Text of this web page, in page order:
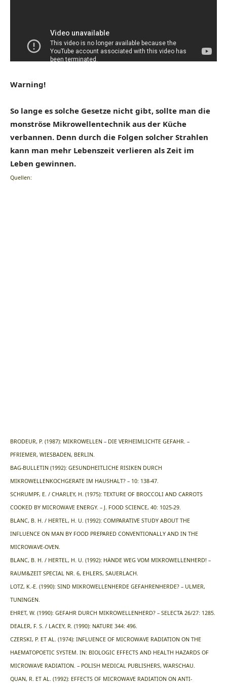
Warning!
So lange es solche Gesetze nicht gibt, sollte man die
monströse Mikrowellentechnik aus der Küche
verbannen. Denn durch die Folgen solcher Strahlen
kann man mehr Lebenszeit verlieren als Zeit im
Leben gewinnen.
Quellen:
BRODEUR, P. (1987): MIKROWELLEN – DIE VERHEIMLICHTE GEFAHR. –
PFRIEMER, WIESBADEN, BERLIN.
BAG-BULLETIN (1992): GESUNDHEITLICHE RISIKEN DURCH
MIKROWELLENKOCHGERATE IM HAUSHALT? – 10: 138-47.
SCHRUMPF, E. / CHARLEY, H. (1975): TEXTURE OF BROCCOLI AND CARROTS
COOKED BY MICROWAVE ENERGY. – J. FOOD SCIENCE, 40: 1025-29.
BLANC, B. H. / HERTEL, H. U. (1992): COMPARATIVE STUDY ABOUT THE
INFLUENCE ON MAN BY FOOD PREPARED CONVENTIONALLY AND IN THE
MICROWAVE-OVEN.
BLANC, B. H. / HERTEL, H. U. (1992): HÄNDE WEG VOM MIKROWELLENHERD! –
RAUM&ZEIT SPECIAL NR. 6, EHLERS, SAUERLACH.
LOTZ, K.-E. (1990): SIND MIKROWELLENHERDE GEFAHRENHERDE? – ULMER,
TUNINGEN.
EHRET, W. (1990): GEFAHR DURCH MIKROWELLENHERD? – SELECTA 26/27: 1285.
DEALER, F. S. / LACEY, R. (1990): NATURE 344: 496.
CZERSKI, P. ET AL. (1974): INFLUENCE OF MICROWAVE RADIATION ON THE
HAEMATOPOETIC SYSTEM. IN: BIOLOGIC EFFECTS AND HEALTH HAZARDS OF
MICROWAVE RADIATION. – POLISH MEDICAL PUBLISHERS, WARSCHAU.
QUAN, R. ET AL. (1992): EFFECTS OF MICROWAVE RADIATION ON ANTI-